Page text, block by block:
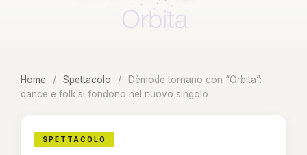
Home / Spettacolo /
Dèmodè tornano con “Orbita”:
dance e folk si fondono nel nuovo singolo
SPETTACOLO